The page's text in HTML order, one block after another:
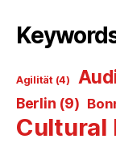
Agilität(4)
Berlin (9)
Cultural